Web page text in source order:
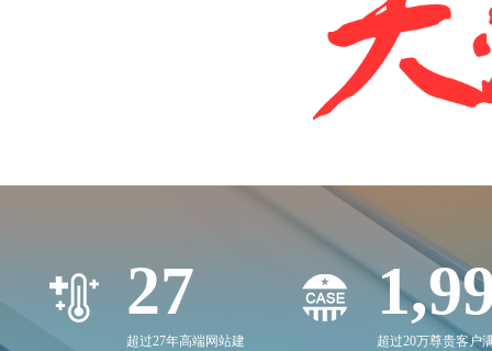
27
超过27年高端网站建
超过20万尊贵客户